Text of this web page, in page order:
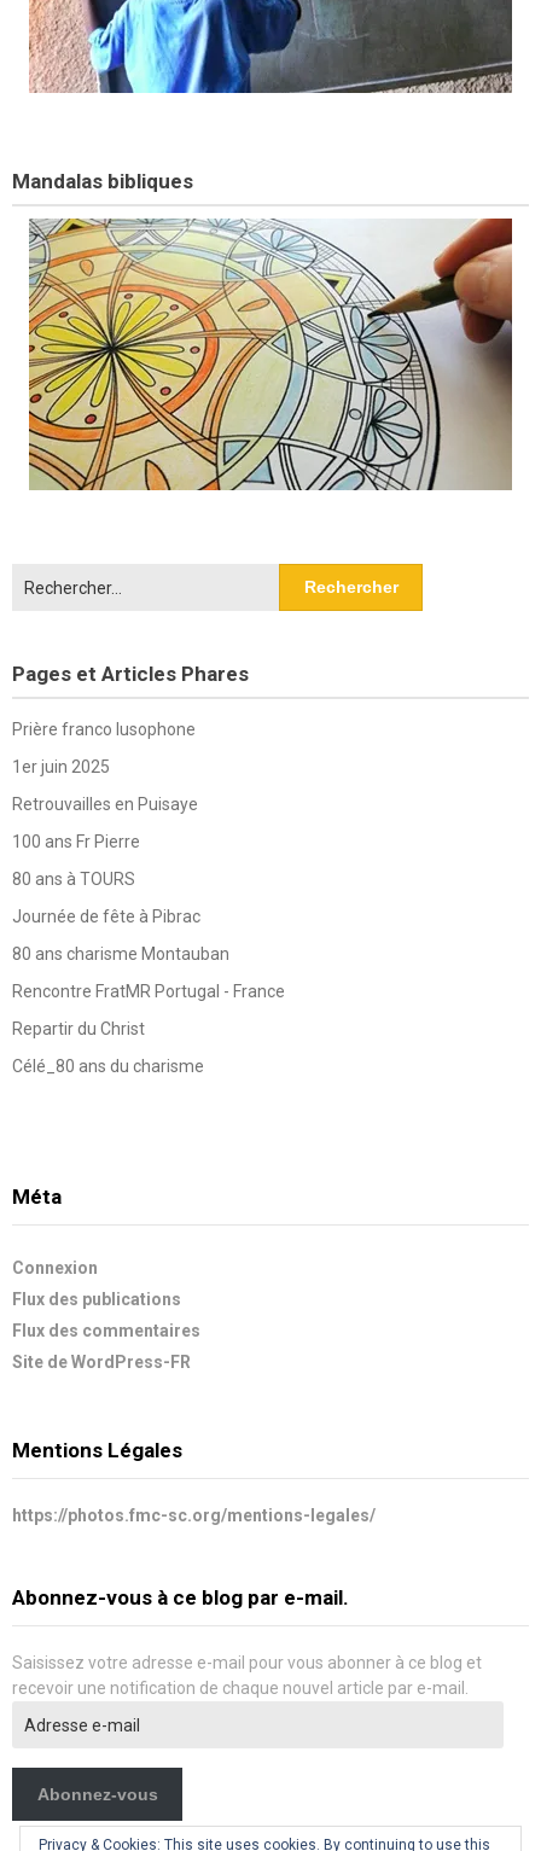
Mandalas bibliques
Pages et Articles Phares
Prière franco lusophone
1er juin 2025
Retrouvailles en Puisaye
100 ans Fr Pierre
80 ans à TOURS
Journée de fête à Pibrac
80 ans charisme Montauban
Rencontre FratMR Portugal - France
Repartir du Christ
Célé_80 ans du charisme
Méta
Connexion
Flux des publications
Flux des commentaires
Site de WordPress-FR
Mentions Légales
https://photos.fmc-sc.org/mentions-legales/
Abonnez-vous à ce blog par e-mail.
Saisissez votre adresse e-mail pour vous abonner à ce blog et
recevoir une notification de chaque nouvel article par e-mail.
e-
mail
Abonnez-vous
Privacy & Cookies: This site uses cookies. By continuing to use this